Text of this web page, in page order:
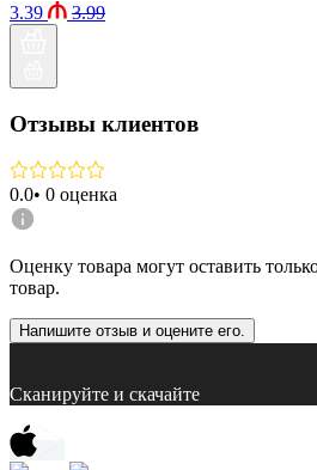
3.39 3.99
Отзывы клиентов
0.0• 0 оценка
Оценку товара могут оставить
товар.
Напишите отзыв и оцените его.
Сканируйте и скачайте